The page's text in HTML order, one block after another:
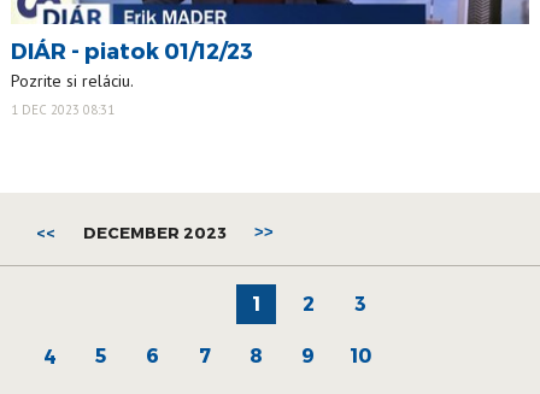
DIÁR - piatok 01/12/23
Pozrite si reláciu.
1 DEC 2023 08:31
<< DECEMBER 2023 >>
1 2 3
4 5 6 7 8 9 10